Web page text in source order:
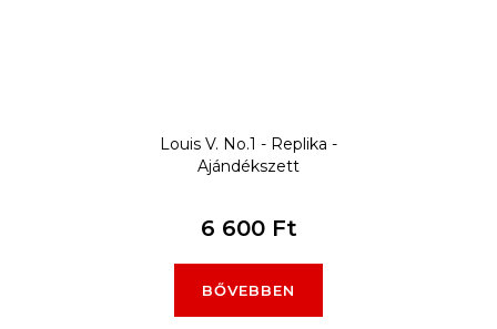
Louis V. No.1 - Replika -
Ajándékszett
6 600 Ft
BŐVEBBEN